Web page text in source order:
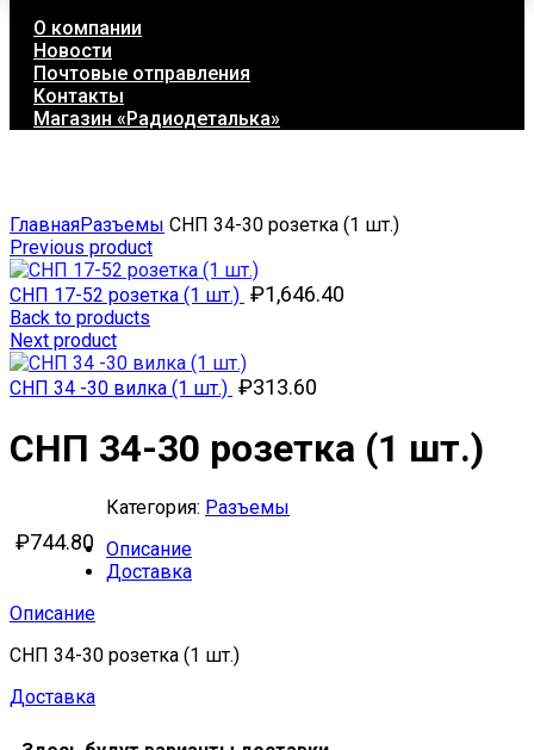
О компании
Новости
Почтовые отправления
Контакты
Магазин «Радиодеталька»
ГлавнаяРазъемы СНП 34-30 розетка (1 шт.)
Previous product
СНП 17-52 розетка (1 шт.) ₽1,646.40
Back to products
Next product
СНП 34 -30 вилка (1 шт.) ₽313.60
СНП 34-30 розетка (1 шт.)
₽744.80
Категория: Разъемы
Описание
Доставка
Описание
СНП 34-30 розетка (1 шт.)
Доставка